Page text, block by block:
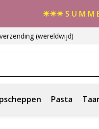
☀☀☀ S U M M
(wereldwijd)
Pasta